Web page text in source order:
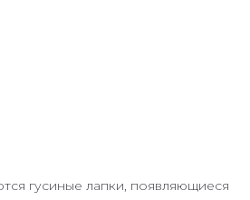
гусиные лапки, появляющиеся